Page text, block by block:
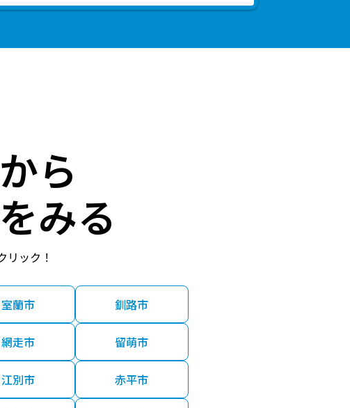
ら
みる
リック！
室蘭市 釧路市
網走市 留萌市
江別市 赤平市